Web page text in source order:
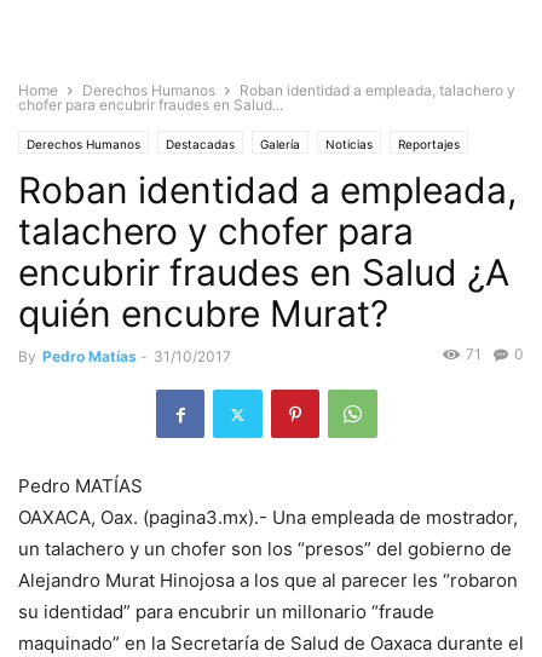
Home Derechos Humanos
Roban identidad a empleada, talachero y
chofer para encubrir fraudes en Salud...
Derechos Humanos Destacadas Galería Noticias Reportajes
Sociedad
Roban identidad a empleada,
talachero y chofer para
encubrir fraudes en Salud ¿A
quién encubre Murat?
By Pedro Matías - 31/10/2017 0
71
Pedro MATÍAS
OAXACA, Oax. (pagina3.mx).- Una empleada de mostrador,
un talachero y un chofer son los “presos” del gobierno de
Alejandro Murat Hinojosa a los que al parecer les “robaron
su identidad” para encubrir un millonario “fraude
maquinado” en la Secretaría de Salud de Oaxaca durante el